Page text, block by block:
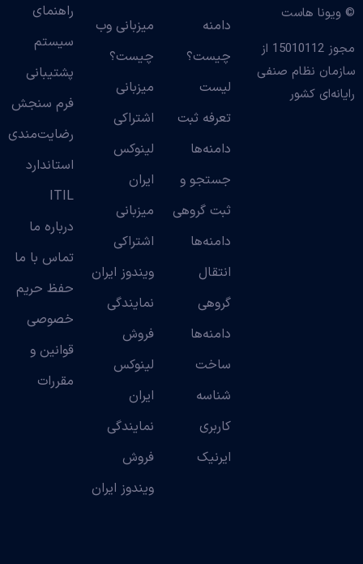
© ویونا هاست
مجوز 15010112 از
سازمان نظام صنفی
رایانه‌ای کشور
دامنه
چیست؟
لیست
تعرفه ثبت
دامنه‌ها
جستجو و
ثبت گروهی
دامنه‌ها
انتقال
گروهی
دامنه‌ها
ساخت
شناسه
کاربری
ایرنیک
میزبانی وب
چیست؟
میزبانی
اشتراکی
لینوکس
ایران
میزبانی
اشتراکی
ویندوز ایران
نمایندگی
فروش
لینوکس
ایران
نمایندگی
فروش
ویندوز ایران
راهنمای
سیستم
پشتیبانی
فرم سنجش
رضایت‌مندی
استاندارد
ITIL
درباره ما
تماس با ما
حفظ حریم
خصوصی
قوانین و
مقررات